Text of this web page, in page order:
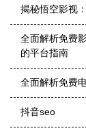
揭秘悟空影视
全面解析免费
的平台指南
全面解析免费
抖音seo